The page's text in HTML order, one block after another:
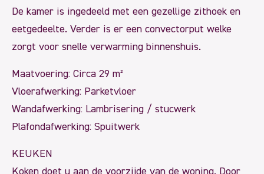
De kamer is ingedeeld met een gezellige zithoek en
eetgedeelte. Verder is er een convectorput welke
zorgt voor snelle verwarming binnenshuis.
Maatvoering: Circa 29 m²
Vloerafwerking: Parketvloer
Wandafwerking: Lambrisering / stucwerk
Plafondafwerking: Spuitwerk
KEUKEN
Koken doet u aan de voorzijde van de woning. Door